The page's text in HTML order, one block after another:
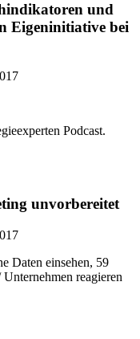
und
Eigeninitiative bei
Podcast.
unvorbereitet
Daten einsehen, 59
reagieren